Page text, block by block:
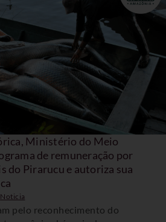
Ministério do Meio
de remuneração por
do Pirarucu e autoriza sua
Noticia
pelo reconhecimento do